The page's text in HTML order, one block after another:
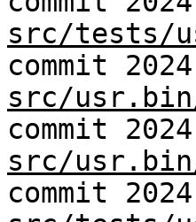
src/tests/
commit
src/
commit
src/
commit